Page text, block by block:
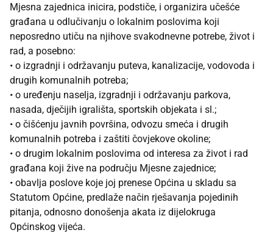
Mjesna zajednica inicira, podstiče, i organizira učešće
građana u odlučivanju o lokalnim poslovima koji
neposredno utiču na njihove svakodnevne potrebe, život i
rad, a posebno:
• o izgradnji i održavanju puteva, kanalizacije, vodovoda i
drugih komunalnih potreba;
• o uređenju naselja, izgradnji i održavanju parkova,
nasada, dječijih igrališta, sportskih objekata i sl.;
• o čišćenju javnih površina, odvozu smeća i drugih
komunalnih potreba i zaštiti čovjekove okoline;
• o drugim lokalnim poslovima od interesa za život i rad
građana koji žive na području Mjesne zajednice;
• obavlja poslove koje joj prenese Općina u skladu sa
Statutom Općine, predlaže način rješavanja pojedinih
pitanja, odnosno donošenja akata iz dijelokruga
Općinskog vijeća.